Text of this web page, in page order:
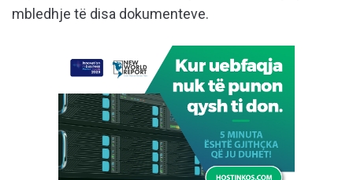
mbledhje të disa dokumenteve.